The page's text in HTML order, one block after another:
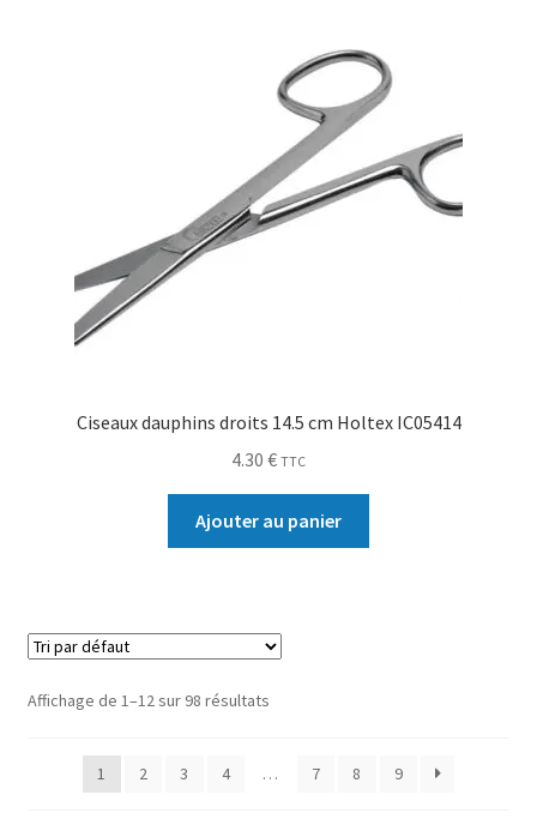
Ciseaux dauphins droits 14.5 cm Holtex IC05414
4.30 € TTC
Ajouter au panier
Affichage de 1–12 sur 98 résultats
1 2 3 4 … 7 8 9